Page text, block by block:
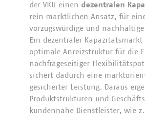
der VKU einen dezentralen
rein marktlichen Ansatz, für
vorzugswürdige und nachhaltige
Ein dezentraler
optimale Anreizstruktur für die
nachfrageseitiger
sichert dadurch eine
gesicherter Leistung. Daraus
Produktstrukturen und
kundennahe Dienstleister, wie